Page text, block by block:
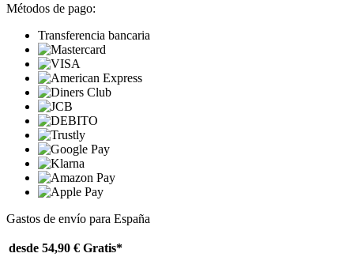
Métodos de pago:
Transferencia bancaria
Gastos de envío para España
desde 54,90 € Gratis*